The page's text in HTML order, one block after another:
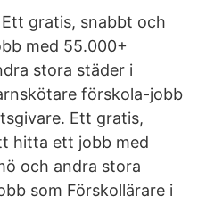
gratis, snabbt och
med 55.000+
stora städer i
förskola-jobb
Ett gratis,
hitta ett jobb med
och andra stora
som Förskollärare i